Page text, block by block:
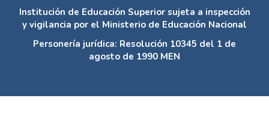
Institución de Educación Superior sujeta a inspección
y vigilancia por el Ministerio de Educación Nacional
Personería jurídica: Resolución 10345 del 1 de
agosto de 1990 MEN